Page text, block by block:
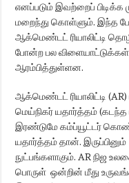
எனப்படும் இவற்றைப் பிடிக்க
மறைந்து கொள்ளும். இந்த
ஆக்மெண்டட் ரியாலிட்டி
போன்ற பல விளையாட்டுக்கள்
ஆரம்பித்துள்ளன.
ஆக்மெண்டட் ரியாலிட்டி (AR)
மெய்நிகர் யதார்த்தம்
இரண்டுமே கம்ப்யூட்டர்
யதார்த்தம் தான்.
நுட்பங்களாகும். AR நிஜ
பொருள் ஒன்றின் மீது